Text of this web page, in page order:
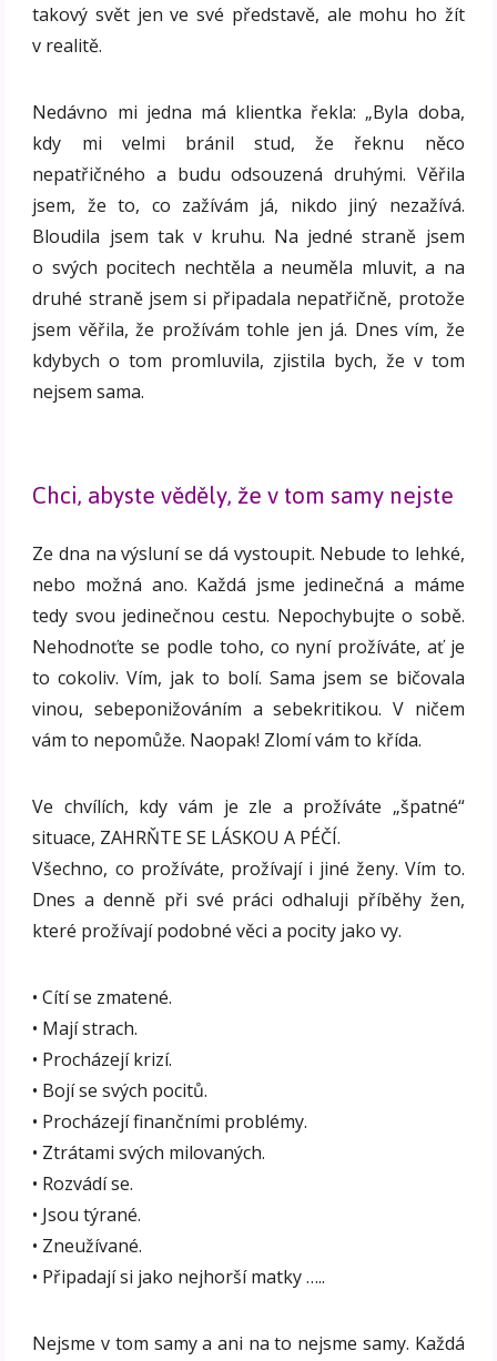
takový svět jen ve své představě, ale mohu ho žít
v realitě.
Nedávno mi jedna má klientka řekla: „Byla doba,
kdy mi velmi bránil stud, že řeknu něco
nepatřičného a budu odsouzená druhými. Věřila
jsem, že to, co zažívám já, nikdo jiný nezažívá.
Bloudila jsem tak v kruhu. Na jedné straně jsem
o svých pocitech nechtěla a neuměla mluvit, a na
druhé straně jsem si připadala nepatřičně, protože
jsem věřila, že prožívám tohle jen já. Dnes vím, že
kdybych o tom promluvila, zjistila bych, že v tom
nejsem sama.
Chci, abyste věděly, že v tom samy nejste
Ze dna na výsluní se dá vystoupit. Nebude to lehké,
nebo možná ano. Každá jsme jedinečná a máme
tedy svou jedinečnou cestu. Nepochybujte o sobě.
Nehodnoťte se podle toho, co nyní prožíváte, ať je
to cokoliv. Vím, jak to bolí. Sama jsem se bičovala
vinou, sebeponižováním a sebekritikou. V ničem
vám to nepomůže. Naopak! Zlomí vám to křída.
Ve chvílích, kdy vám je zle a prožíváte „špatné“
situace, ZAHRŇTE SE LÁSKOU A PÉČÍ.
Všechno, co prožíváte, prožívají i jiné ženy. Vím to.
Dnes a denně při své práci odhaluji příběhy žen,
které prožívají podobné věci a pocity jako vy.
• Cítí se zmatené.
• Mají strach.
• Procházejí krizí.
• Bojí se svých pocitů.
• Procházejí finančními problémy.
• Ztrátami svých milovaných.
• Rozvádí se.
• Jsou týrané.
• Zneužívané.
• Připadají si jako nejhorší matky …..
Nejsme v tom samy a ani na to nejsme samy. Každá